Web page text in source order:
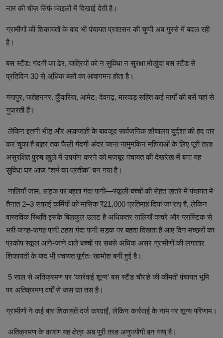
नाम की चीज़ सिर्फ फाइलों में दिखाई देती है।
ग्रामीणों की शिकायतों के बाद भी पंचायत प्रशासन की चुप्पी अब गुस्से में बदल रही
है।
बस स्टैंड: गंदगी का ढेर, यात्रियों को न सुविधा न सुरक्षा मोखुंदा बस स्टैंड से
प्रतिदिन 30 से अधिक बसों का आवागमन होता है।
गंगापुर, फतेहनगर, कुँवारिया, आमेट, देवगढ़, मारवाड़ सहित कई मार्गों की बसें यहां से
गुजरती हैं।
लेकिन इतनी भीड़ और आवाजाही के बावजूद सार्वजनिक शौचालय दुर्दशा की हद पार
कर चुका है बाहर तक फैली गंदगी अंदर जाना नामुमकिन महिलाओं के लिए पूरी तरह
असुरक्षित पुरुष खुले में उपयोग करने को मजबूर पंचायत की देखरेख में बना यह
सुविधा घर आज “शर्म का प्रतीक” बन गया है।
नालियाँ जाम, सड़क पर बहता गंदा पानी—स्कूली बच्चों की सेहत खतरे में पंचायत में
तैनात 2–3 सफाई कर्मियों को मासिक ₹21,000 प्रतिमाह दिया जा रहा है, लेकिन
वास्तविक स्थिति इसके बिलकुल उलट है अधिकतर नालियाँ कचरे और प्लास्टिक से
भरी जगह-जगह पानी ठहरा गंदा पानी सड़क पर बहता दिखता है आए दिन मच्छरों का
प्रकोप स्कूल आने-जाने वाले बच्चों पर सबसे अधिक असर ग्रामीणों की लगातार
शिकायतों के बाद भी पंचायत पूर्णतः खामोश बनी हुई है।
5 साल से अतिक्रमण पर ‘कार्रवाई शून्य’ बस स्टैंड चौराहे की कीमती पंचायत भूमि
पर अतिक्रमण वर्षों से जस का तस है।
ग्रामीणों ने कई बार शिकायतें दर्ज करवाईं, लेकिन कार्रवाई के नाम पर शून्य परिणाम।
अतिक्रमण के कारण यह क्षेत्र अब पूरी तरह अनुपयोगी बन गया है।